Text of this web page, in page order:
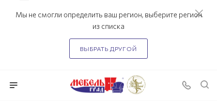
Мы не смогли определить ваш регион, выберите регион
из списка
ВЫБРАТЬ ДРУГОЙ